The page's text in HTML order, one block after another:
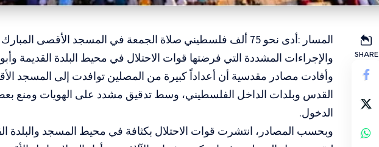
SHARE
المسار :أدى نحو 75 ألف فلسطيني صلاة الجمعة في المسجد الأقصى
والإجراءات المشددة التي فرضتها قوات الاحتلال في محيط البلدة القديمة
وأفادت مصادر مقدسية أن أعداداً كبيرة من المصلين توافدت إلى المسجد
القدس وبلدات الداخل الفلسطيني، وسط تدقيق مشدد على الهويات ومنع
الدخول.
وبحسب المصادر، انتشرت قوات الاحتلال بكثافة في محيط المسجد والبلدة